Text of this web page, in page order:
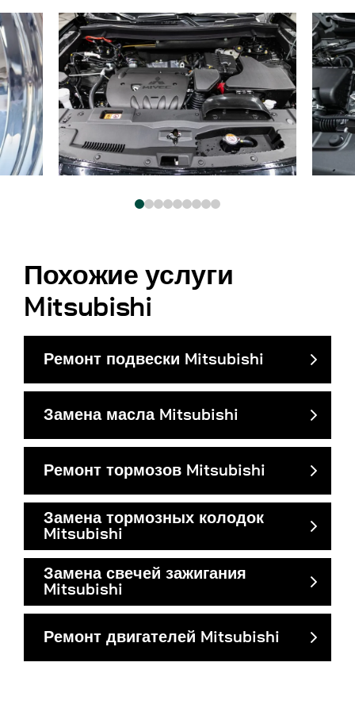
Похожие услуги
Mitsubishi
Ремонт подвески Mitsubishi
Замена масла Mitsubishi
Ремонт тормозов Mitsubishi
Замена тормозных колодок
Mitsubishi
Замена свечей зажигания
Mitsubishi
Ремонт двигателей Mitsubishi